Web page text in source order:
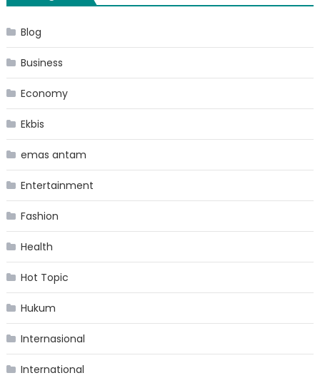
Blog
Business
Economy
Ekbis
emas antam
Entertainment
Fashion
Health
Hot Topic
Hukum
Internasional
International